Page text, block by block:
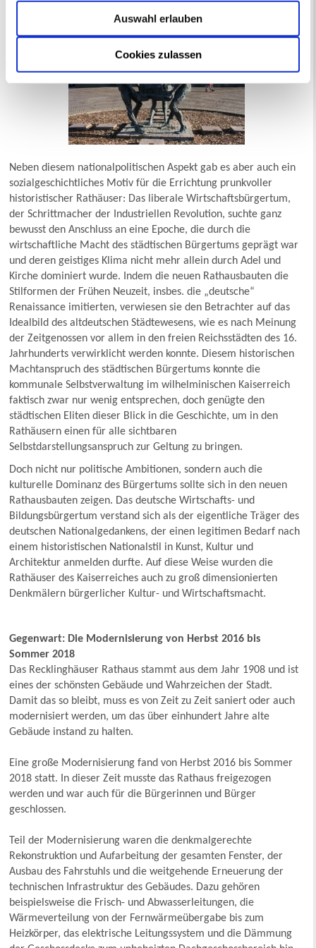
Cookies zulassen
Auswahl erlauben
vergangene Epoche und ihre Architektur anzuknüpfen.
Neben diesem nationalpolitischen Aspekt gab es aber auch ein
sozialgeschichtliches Motiv für die Errichtung prunkvoller
historistischer Rathäuser: Das liberale Wirtschaftsbürgertum,
der Schrittmacher der Industriellen Revolution, suchte ganz
bewusst den Anschluss an eine Epoche, die durch die
wirtschaftliche Macht des städtischen Bürgertums geprägt war
und deren geistiges Klima nicht mehr allein durch Adel und
Kirche dominiert wurde. Indem die neuen Rathausbauten die
Stilformen der Frühen Neuzeit, insbes. die „deutsche“
Renaissance imitierten, verwiesen sie den Betrachter auf das
Idealbild des altdeutschen Städtewesens, wie es nach Meinung
der Zeitgenossen vor allem in den freien Reichsstädten des 16.
Jahrhunderts verwirklicht werden konnte. Diesem historischen
Machtanspruch des städtischen Bürgertums konnte die
kommunale Selbstverwaltung im wilhelminischen Kaiserreich
faktisch zwar nur wenig entsprechen, doch genügte den
städtischen Eliten dieser Blick in die Geschichte, um in den
Rathäusern einen für alle sichtbaren
Selbstdarstellungsanspruch zur Geltung zu bringen.
Doch nicht nur politische Ambitionen, sondern auch die
kulturelle Dominanz des Bürgertums sollte sich in den neuen
Rathausbauten zeigen. Das deutsche Wirtschafts- und
Bildungsbürgertum verstand sich als der eigentliche Träger des
deutschen Nationalgedankens, der einen legitimen Bedarf nach
einem historistischen Nationalstil in Kunst, Kultur und
Architektur anmelden durfte. Auf diese Weise wurden die
Rathäuser des Kaiserreiches auch zu groß dimensionierten
Denkmälern bürgerlicher Kultur- und Wirtschaftsmacht.
Gegenwart: Die Modernisierung von Herbst 2016 bis
Sommer 2018
Das Recklinghäuser Rathaus stammt aus dem Jahr 1908 und ist
eines der schönsten Gebäude und Wahrzeichen der Stadt.
Damit das so bleibt, muss es von Zeit zu Zeit saniert oder auch
modernisiert werden, um das über einhundert Jahre alte
Gebäude instand zu halten.
Eine große Modernisierung fand von Herbst 2016 bis Sommer
2018 statt. In dieser Zeit musste das Rathaus freigezogen
werden und war auch für die Bürgerinnen und Bürger
geschlossen.
Teil der Modernisierung waren die denkmalgerechte
Rekonstruktion und Aufarbeitung der gesamten Fenster, der
Ausbau des Fahrstuhls und die weitgehende Erneuerung der
technischen Infrastruktur des Gebäudes. Dazu gehören
beispielsweise die Frisch- und Abwasserleitungen, die
Wärmeverteilung von der Fernwärmeübergabe bis zum
Heizkörper, das elektrische Leitungssystem und die Dämmung